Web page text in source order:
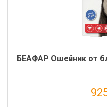
БЕАФАР Ошейник от